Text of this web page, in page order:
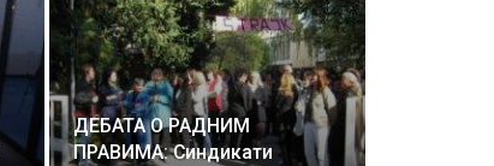
ДЕБАТА О РАДНИМ
ПРАВИМА: Синдикати